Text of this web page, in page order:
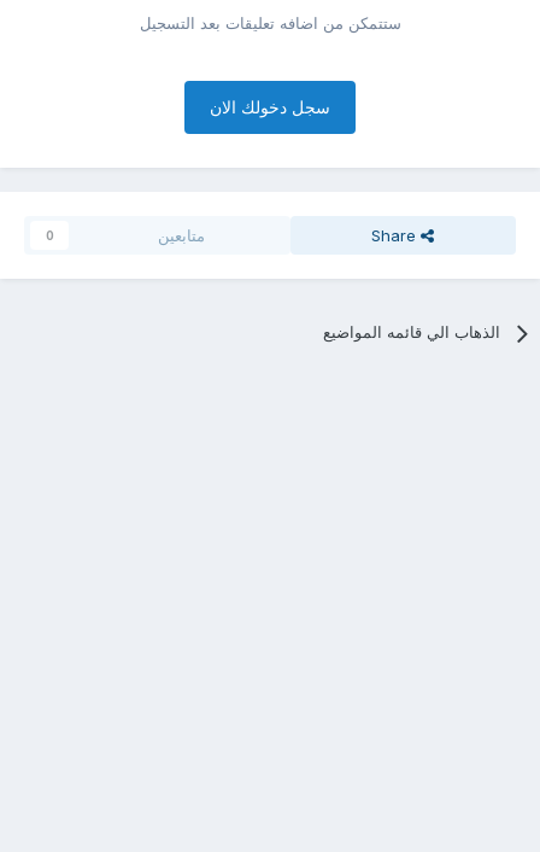
ستتمكن من اضافه تعليقات بعد التسجيل
سجل دخولك الان
Share متابعين 0
الذهاب الي قائمه المواضيع